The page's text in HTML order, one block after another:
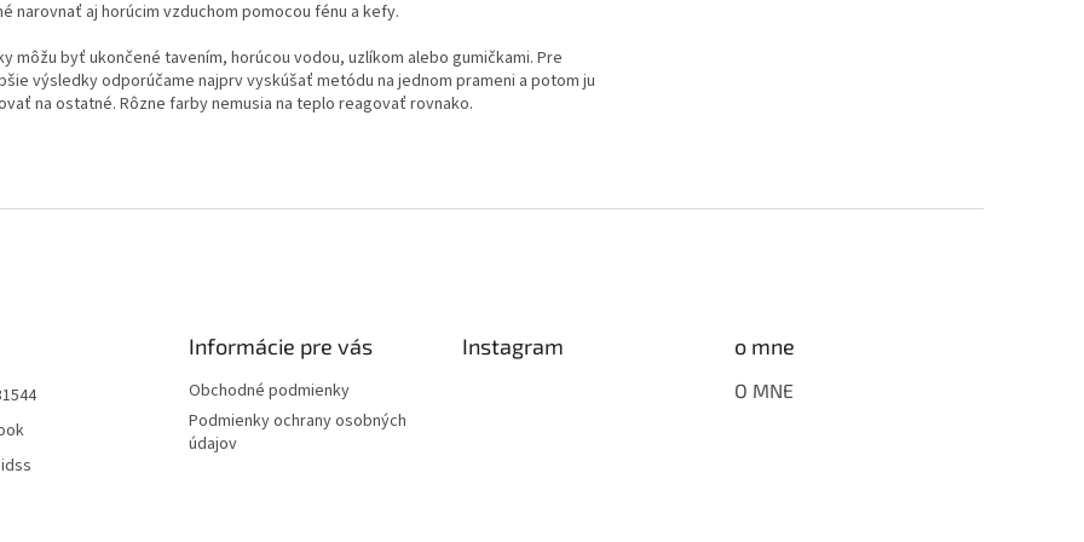
narovnať aj horúcim vzduchom pomocou fénu a kefy.
môžu byť ukončené tavením, horúcou vodou, uzlíkom alebo gumičkami. Pre
výsledky odporúčame najprv vyskúšať metódu na jednom prameni a potom ju
na ostatné. Rôzne farby nemusia na teplo reagovať rovnako.
Informácie pre vás
Obchodné podmienky
Podmienky ochrany osobných
údajov
Instagram o mne
O MNE